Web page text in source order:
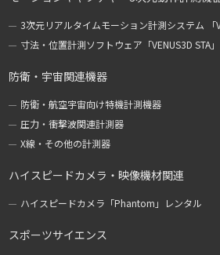
3次元リアルタイムモーション計測システム 「
寸法・位置計測ソフトウェア「VENUS3D STA」
防衛・宇宙関連機器
防衛・航空宇宙向け特機計測機器
圧力・衝撃波関連計測器
X線・その他の計測器
ハイスピードカメラ・映像機材関連
ハイスピードカメラ「Phantom」レンタル
スポーツサイエンス